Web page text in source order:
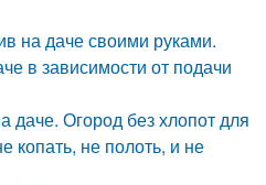
на даче своими руками.
в зависимости от подачи
даче. Огород без хлопот для
копать, не полоть, и не